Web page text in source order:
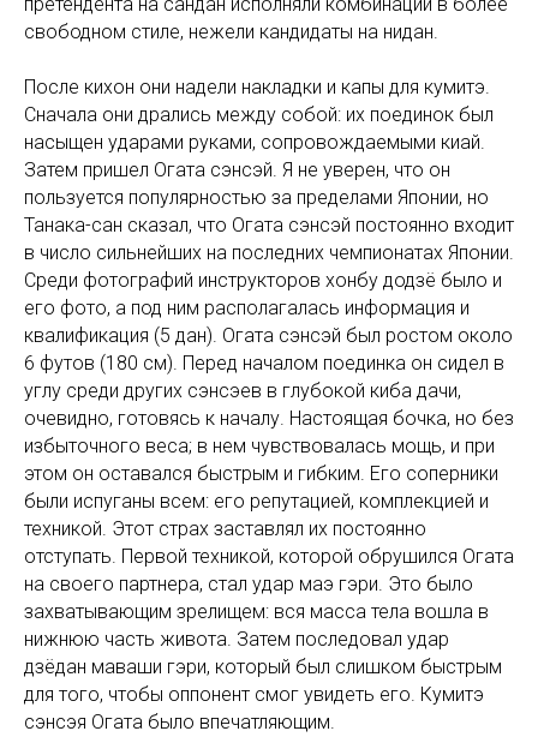
свободном стиле, нежели кандидаты на нидан.
После кихон они надели накладки и капы для кумитэ.
Сначала они дрались между собой: их поединок был
насыщен ударами руками, сопровождаемыми киай.
Затем пришел Огата сэнсэй. Я не уверен, что он
пользуется популярностью за пределами Японии, но
Танака-сан сказал, что Огата сэнсэй постоянно входит
в число сильнейших на последних чемпионатах Японии.
Среди фотографий инструкторов хонбу додзё было и
его фото, а под ним располагалась информация и
квалификация (5 дан). Огата сэнсэй был ростом около
6 футов (180 см). Перед началом поединка он сидел в
углу среди других сэнсэев в глубокой киба дачи,
очевидно, готовясь к началу. Настоящая бочка, но без
избыточного веса; в нем чувствовалась мощь, и при
этом он оставался быстрым и гибким. Его соперники
были испуганы всем: его репутацией, комплекцией и
техникой. Этот страх заставлял их постоянно
отступать. Первой техникой, которой обрушился Огата
на своего партнера, стал удар маэ гэри. Это было
захватывающим зрелищем: вся масса тела вошла в
нижнюю часть живота. Затем последовал удар
дзёдан маваши гэри, который был слишком быстрым
для того, чтобы оппонент смог увидеть его. Кумитэ
сэнсэя Огата было впечатляющим.